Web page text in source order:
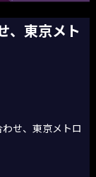
、東京メト
せ、東京メトロ